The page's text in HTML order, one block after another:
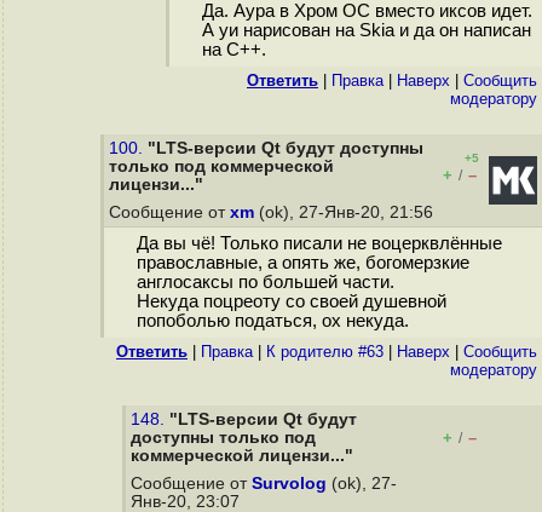
Да. Аура в Хром ОС вместо иксов идет.
А уи нарисован на Skia и да он написан
на C++.
Ответить Правка| Наверх
Cообщить
модератору
100. "LTS-версии Qt будут доступны
только под коммерческой
лицензи..."
+5
+ / –
Сообщение от xm (ok), 27-Янв-20, 21:56
Да вы чё! Только писали не воцерквлённые
православные, а опять же, богомерзкие
англосаксы по большей части.
Некуда поцреоту со своей душевной
попоболью податься, ох некуда.
Ответить Правка| К родителю #63 Наверх
Cообщить
модератору
148. "LTS-версии Qt будут
доступны только под
коммерческой лицензи..."
+ / –
Сообщение от Survolog (ok), 27-
Янв-20, 23:07